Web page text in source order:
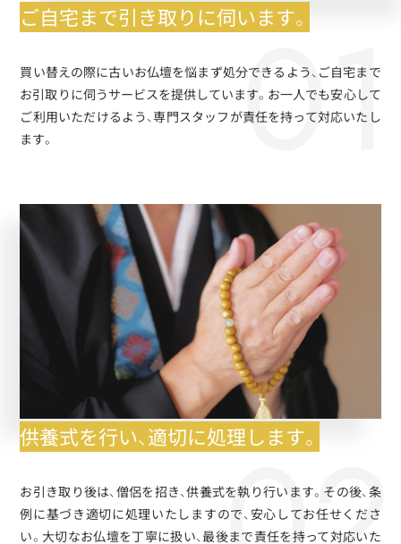
ご自宅まで引き取りに伺います。
買い替えの際に古いお仏壇を悩まず処分できるよう、ご自宅まで
お引取りに伺うサービスを提供しています。お一人でも安心して
ご利用いただけるよう、専門スタッフが責任を持って対応いたし
ます。
供養式を行い、適切に処理します。
お引き取り後は、僧侶を招き、供養式を執り行います。その後、条
例に基づき適切に処理いたしますので、安心してお任せくださ
い。大切なお仏壇を丁寧に扱い、最後まで責任を持って対応いた